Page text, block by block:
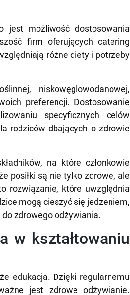
jest możliwość dostosowania
firm oferujących catering
różne diety i potrzeby
niskowęglowodanowej,
preferencji. Dostosowanie
specyficznych celów
rodziców dbających o zdrowie
na które członkowie
posiłki są nie tylko zdrowe, ale
rozwiązanie, które uwzględnia
mogą cieszyć się jedzeniem,
zdrowego odżywiania.
w kształtowaniu
edukacja. Dzięki regularnemu
jest zdrowe odżywianie.